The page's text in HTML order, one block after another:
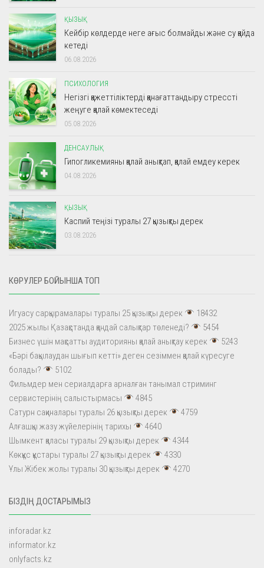
ҚЫЗЫҚ
Кейбір көлдерде неге ағыс болмайды және су қайда
кетеді
06.08.2026
ПСИХОЛОГИЯ
Негізгі қажеттіліктерді қанағаттандыру стрессті
жеңуге қалай көмектеседі
05.08.2026
ДЕНСАУЛЫҚ
Гипогликемияны қалай анықтап, қалай емдеу керек
04.08.2026
ҚЫЗЫҚ
Каспий теңізі туралы 27 қызықты дерек
03.08.2026
КӨРУЛЕР БОЙЫНША ТОП
Игуасу сарқырамалары туралы 25 қызықты дерек
18432
2025 жылы Қазақстанда қандай салықтар төленеді?
5454
Бизнес үшін мақсатты аудиторияны қалай анықтау керек
5243
«Бәрі бақылаудан шығып кетті» деген сезіммен қалай күресуге
болады?
5102
Фильмдер мен сериалдарға арналған танымал стриминг
сервистерінің салыстырмасы
4845
Сатурн сақиналары туралы 26 қызықты дерек
4759
Алғашқы жазу жүйелерінің тарихы
4640
Шымкент қаласы туралы 29 қызықты дерек
4344
Көкқұс құстары туралы 27 қызықты дерек
4330
Ұлы Жібек жолы туралы 30 қызықты дерек
4270
БІЗДІҢ ДОСТАРЫМЫЗ
inforadar.kz
informator.kz
onlyfacts.kz